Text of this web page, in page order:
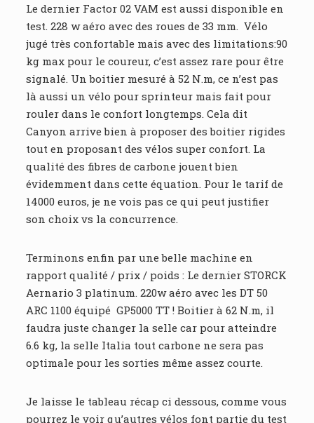
Le dernier Factor 02 VAM est aussi disponible en
test. 228 w aéro avec des roues de 33 mm. Vélo
jugé très confortable mais avec des limitations:90
kg max pour le coureur, c’est assez rare pour être
signalé. Un boitier mesuré à 52 N.m, ce n’est pas
là aussi un vélo pour sprinteur mais fait pour
rouler dans le confort longtemps. Cela dit
Canyon arrive bien à proposer des boitier rigides
tout en proposant des vélos super confort. La
qualité des fibres de carbone jouent bien
évidemment dans cette équation. Pour le tarif de
14000 euros, je ne vois pas ce qui peut justifier
son choix vs la concurrence.
Terminons enfin par une belle machine en
rapport qualité / prix / poids : Le dernier STORCK
Aernario 3 platinum. 220w aéro avec les DT 50
ARC 1100 équipé GP5000 TT ! Boitier à 62 N.m, il
faudra juste changer la selle car pour atteindre
6.6 kg, la selle Italia tout carbone ne sera pas
optimale pour les sorties même assez courte.
Je laisse le tableau récap ci dessous, comme vous
pourrez le voir qu’autres vélos font partie du test